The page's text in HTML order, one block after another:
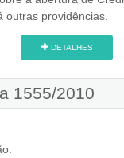
outras providências.
DETALHES
1555/2010